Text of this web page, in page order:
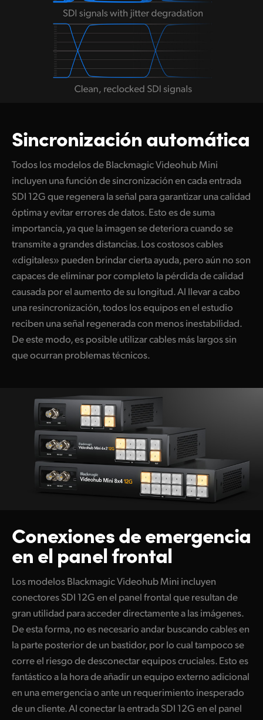
Sincronización automática
Todos los modelos de Blackmagic Videohub Mini
incluyen una función de sincronización en cada entrada
SDI 12G que regenera la señal para garantizar una calidad
óptima y evitar errores de datos. Esto es de suma
importancia, ya que la imagen se deteriora cuando se
transmite a grandes distancias.Los costososcables
«digitales» pueden brindar cierta ayuda, pero aún no son
capaces de eliminar por completo lapérdida decalidad
causada por el aumentode su longitud.Al llevar a cabo
una resincronización, todos los equipos enel estudio
reciben una señal regeneradacon menosinestabilidad.
De este modo,es posibleutilizar cables más largos sin
que ocurran problemas técnicos.
Conexionesde emergencia
en el panel frontal
Los modelos Blackmagic Videohub Mini incluyen
conectores SDI 12G en el panel frontal que resultan de
gran utilidad para acceder directamente a las imágenes.
De esta forma, no es necesario andar buscando cables en
la parte posterior de un bastidor, por lo cual tampoco se
corre el riesgo de desconectar equipos cruciales. Esto es
fantástico a la hora de añadir un equipo externo adicional
en una emergencia o ante un requerimiento inesperado
de un cliente. Al conectar la entrada SDI 12G en el panel